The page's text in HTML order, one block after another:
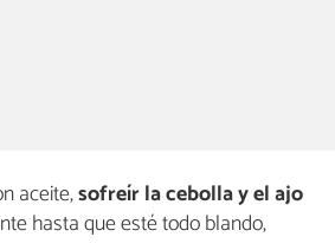
aceite,sofreír la cebolla y el ajo
hasta que esté todo blando,